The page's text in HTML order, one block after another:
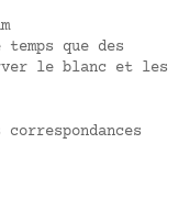
que des
le blanc et les